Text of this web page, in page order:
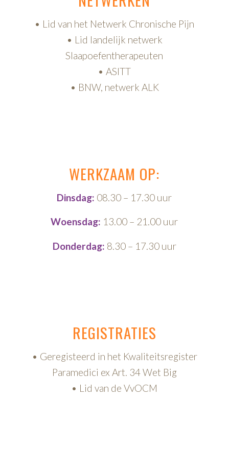
• Lid van het Netwerk Chronische Pijn
• Lid landelijk netwerk
Slaapoefentherapeuten
• ASITT
• BNW, netwerk ALK
WERKZAAM OP:
Dinsdag: 08.30 – 17.30 uur
Woensdag: 13.00 – 21.00 uur
Donderdag: 8.30 – 17.30 uur
REGISTRATIES
• Geregisteerd in het Kwaliteitsregister
Paramedici ex Art. 34 Wet Big
• Lid van de VvOCM